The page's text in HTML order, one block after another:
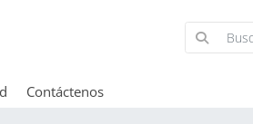
Contáctenos